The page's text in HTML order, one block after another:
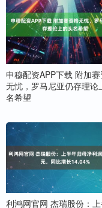
申穆配资APP下载 附加
无忧，罗马尼亚仍存理论
名希望
利鸿网官网 杰瑞股份：